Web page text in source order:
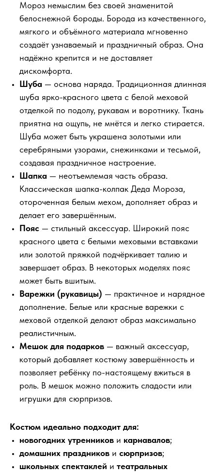
Мороз немыслим без своей знаменитой
белоснежной бороды. Борода из качественного,
мягкого и объёмного материала мгновенно
создаёт узнаваемый и праздничный образ. Она
надёжно крепится и не доставляет
дискомфорта.
Шуба — основа наряда. Традиционная длинная
шуба ярко-красного цвета с белой меховой
отделкой по подолу, рукавам и воротнику. Ткань
приятна на ощупь, не мнётся и легко стирается.
Шуба может быть украшена золотыми или
серебряными узорами, снежинками и тесьмой,
создавая праздничное настроение.
Шапка — неотъемлемая часть образа.
Классическая шапка-колпак Деда Мороза,
отороченная белым мехом, дополняет образ и
делает его завершённым.
Пояс — стильный аксессуар. Широкий пояс
красного цвета с белыми меховыми вставками
или золотой пряжкой подчёркивает талию и
завершает образ. В некоторых моделях пояс
может быть вшитым.
Варежки (рукавицы) — практичное и нарядное
дополнение. Белые или красные варежки с
меховой отделкой делают образ максимально
реалистичным.
Мешок для подарков — важный аксессуар,
который добавляет костюму завершённость и
позволяет ребёнку по-настоящему вжиться в
роль. В мешок можно положить сладости или
игрушки для сюрпризов.
Костюм идеально подходит для:
новогодних утренников и карнавалов;
домашних праздников и сюрпризов;
школьных спектаклей и театральных